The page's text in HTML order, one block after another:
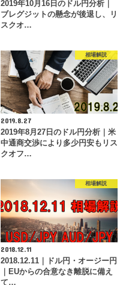
2019年10月16日のドル円分析｜
ブレグジットの懸念が後退し、リ
スクオ…
相場解説
2019.8.27
2019年8月27日のドル円分析｜米
中通商交渉により多少円安もリス
クオフ…
相場解説
2018.12.11
2018.12.11｜ドル円・オージー円
｜EUからの合意なき離脱に備え
て…